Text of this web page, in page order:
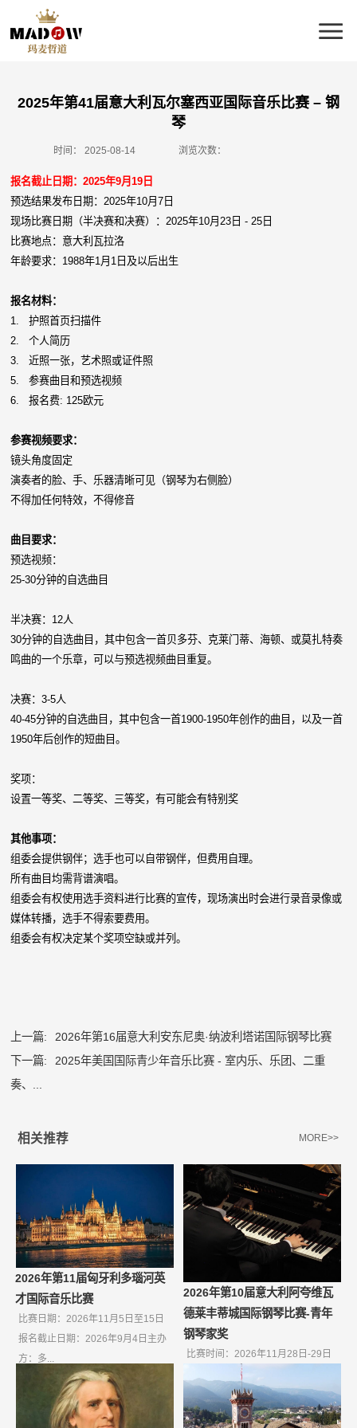
2025年第41届意大利瓦尔塞西亚国际音乐比赛 – 钢
琴
时间： 2025-08-14 浏览次数：
报名截止日期：2025年9月19日
预选结果发布日期：2025年10月7日
现场比赛日期（半决赛和决赛）：2025年10月23日 - 25日
比赛地点：意大利瓦拉洛
年龄要求：1988年1月1日及以后出生
报名材料：
1. 护照首页扫描件
2. 个人简历
3. 近照一张，艺术照或证件照
5. 参赛曲目和预选视频
6. 报名费: 125欧元
参赛视频要求：
镜头角度固定
演奏者的脸、手、乐器清晰可见（钢琴为右侧脸）
不得加任何特效，不得修音
曲目要求：
预选视频：
25-30分钟的自选曲目
半决赛：12人
30分钟的自选曲目，其中包含一首贝多芬、克莱门蒂、海顿、或莫扎特奏
鸣曲的一个乐章，可以与预选视频曲目重复。
决赛：3-5人
40-45分钟的自选曲目，其中包含一首1900-1950年创作的曲目，以及一首
1950年后创作的短曲目。
奖项：
设置一等奖、二等奖、三等奖，有可能会有特别奖
其他事项：
组委会提供钢伴；选手也可以自带钢伴，但费用自理。
所有曲目均需背谱演唱。
组委会有权使用选手资料进行比赛的宣传，现场演出时会进行录音录像或
媒体转播，选手不得索要费用。
组委会有权决定某个奖项空缺或并列。
上一篇:
2026年第16届意大利安东尼奥·纳波利塔诺国际钢琴比赛
下一篇:
2025年美国国际青少年音乐比赛 - 室内乐、乐团、二重
奏、...
相关推荐 MORE>>
2026年第11届匈牙利多瑙河英
才国际音乐比赛
比赛日期：2026年11月5日至15日
报名截止日期：2026年9月4日主办
方：多...
2026年第10届意大利阿夸维瓦
德莱丰蒂城国际钢琴比赛-青年
钢琴家奖
比赛时间：2026年11月28日-29日
报名截止日期：2026年10月9日如
果无...